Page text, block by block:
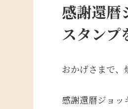
感謝還暦
スタンプ
おかげさまで
感謝還暦ジョッ